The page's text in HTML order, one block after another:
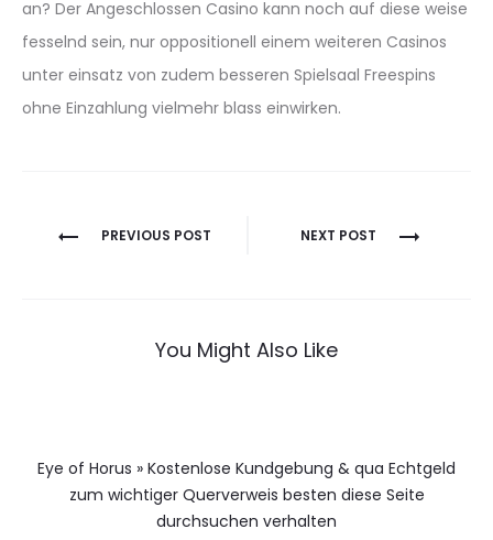
an? Der Angeschlossen Casino kann noch auf diese weise
fesselnd sein, nur oppositionell einem weiteren Casinos
unter einsatz von zudem besseren Spielsaal Freespins
ohne Einzahlung vielmehr blass einwirken.
Berichtnavigatie
PREVIOUS POST NEXT POST
You Might Also Like
Eye of Horus » Kostenlose Kundgebung & qua Echtgeld
zum wichtiger Querverweis besten diese Seite
durchsuchen verhalten